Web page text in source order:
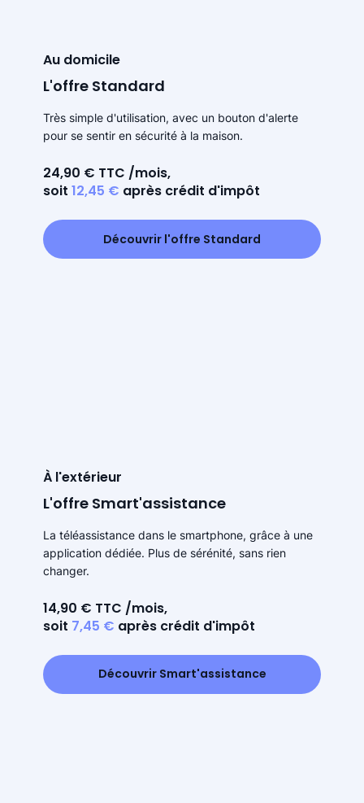
Au domicile
L'offre Standard
Très simple d'utilisation, avec un bouton d'alerte
pour se sentir en sécurité à la maison.
24,90 € TTC /mois,
soit 12,45 € après crédit d'impôt
Découvrir l'offre Standard
À l'extérieur
L'offre Smart'assistance
La téléassistance dans le smartphone, grâce à une
application dédiée. Plus de sérénité, sans rien
changer.
14,90 € TTC /mois,
soit 7,45 € après crédit d'impôt
Découvrir Smart'assistance